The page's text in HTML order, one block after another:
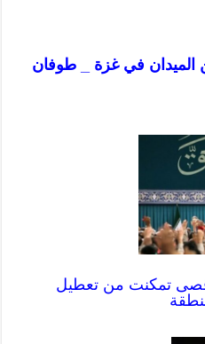
في غزة _ طوفان
تمكنت من تعطيل